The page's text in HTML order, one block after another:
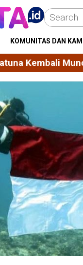
KOMUNITAS DAN
di Linimasa